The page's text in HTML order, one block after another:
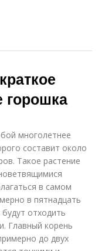
горошка
многолетнее
составит около
Такое растение
в самом
в пятнадцать
отходить
Главный корень
до двух